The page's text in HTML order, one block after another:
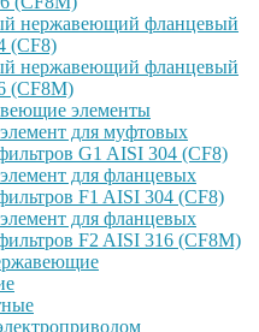
нержавеющий фланцевый
(CF8)
нержавеющий фланцевый
(CF8M)
элементы
для муфтовых
G1 AISI 304 (CF8)
для фланцевых
F1 AISI 304 (CF8)
для фланцевых
F2 AISI 316 (CF8M)